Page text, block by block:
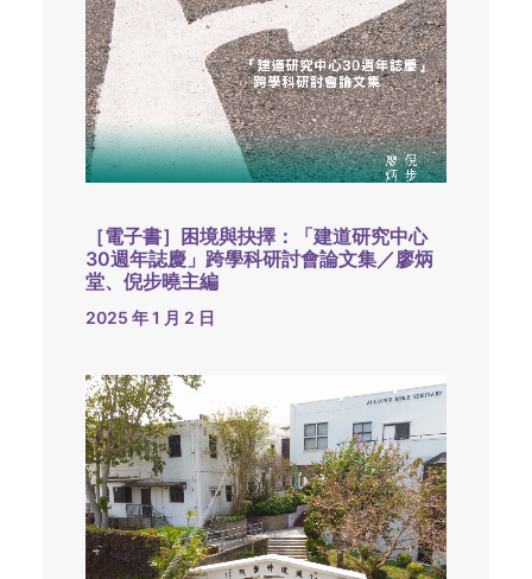
［電子書］困境與抉擇：「建道研究中心
30週年誌慶」跨學科研討會論文集／廖炳
堂、倪步曉主編
2025 年 1 月 2 日